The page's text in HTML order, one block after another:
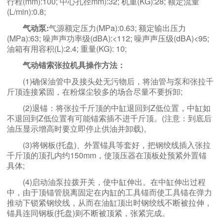
(L/min):0.8;
气动泵:气源额定压力(MPa):0.63; 额定输出压力
(MPa):63; 噪声声功率级(dBA):<112; 噪声声压级(dBA)<95;
油箱有用容积(L):2.4; 重量(KG): 10;
气动锚索张拉机具操作方法：
(1)确保油管中及接头处无污物后，将油管与泵和张拉千
斤顶连接紧固，在粉煤尘较多的场合尽量不要拆卸;
(2)退锚：将张拉千斤顶的中缸退回到Z低位置，中缸如
不退回到Z低位置有可能锚索插不进千斤顶。(注意：到底后
油压显示增高时要立即停止供油并卸载)。
(3)将钢板(托盘)、外置锚具等套好，把钢绞线插入张拉
千斤顶的顶孔内约150mm，使顶压器在顶板处预紧外置锚
具体;
(4)启动油泵拉拨开关，使中缸伸出。在中缸伸出过程
中，由于顶锚管脱离固定在内缸的工具锚而使工具锚在弹力
推动下锁紧钢绞线，从而在油缸顶出时钢绞线不断被拉伸，
锚具连同钢板(托盘)则不断被顶紧，张紧完成。